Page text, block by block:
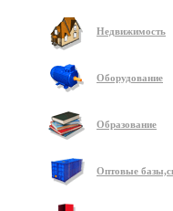
Недвижимость
Оборудование
Образование
Оптовые